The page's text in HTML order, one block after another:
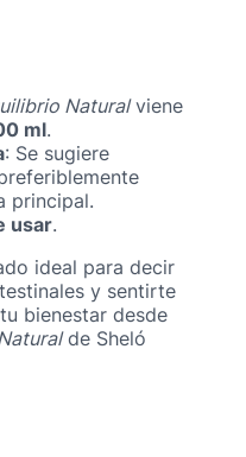
Naturalviene
ml.
: Se sugiere
principal.
usar.
ideal para decir
y sentirte
bienestar desde
de Sheló